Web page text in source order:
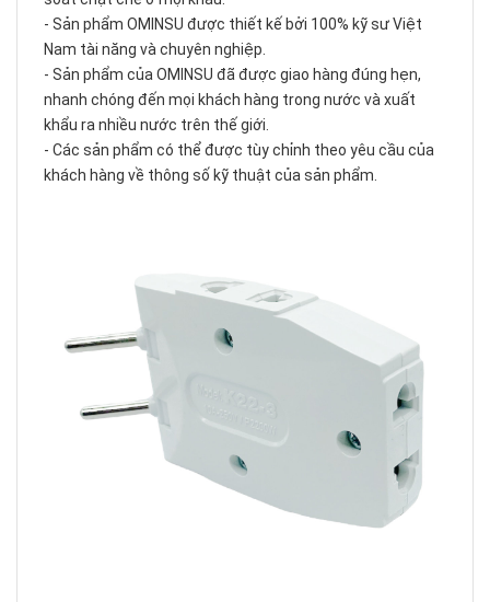
- Sản phẩm OMINSU được thiết kế bởi 100% kỹ sư Việt
Nam tài năng và chuyên nghiệp.
- Sản phẩm của OMINSU đã được giao hàng đúng hẹn,
nhanh chóng đến mọi khách hàng trong nước và xuất
khẩu ra nhiều nước trên thế giới.
- Các sản phẩm có thể được tùy chỉnh theo yêu cầu của
khách hàng về thông số kỹ thuật của sản phẩm.